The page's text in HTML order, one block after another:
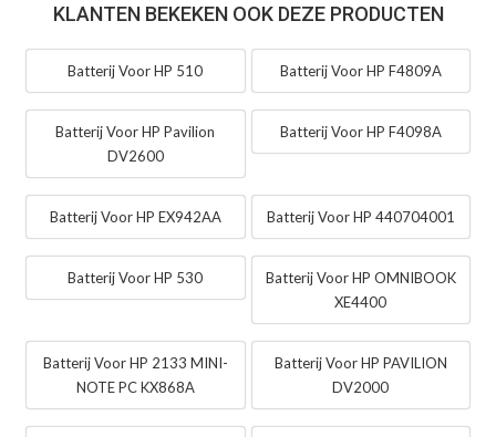
KLANTEN BEKEKEN OOK DEZE PRODUCTEN
Batterij Voor HP 510 Batterij Voor HP F4809A
Batterij Voor HP Pavilion
DV2600
Batterij Voor HP F4098A
Batterij Voor HP EX942AA Batterij Voor HP 440704001
Batterij Voor HP 530
Batterij Voor HP OMNIBOOK
XE4400
Batterij Voor HP 2133 MINI-
NOTE PC KX868A
Batterij Voor HP PAVILION
DV2000